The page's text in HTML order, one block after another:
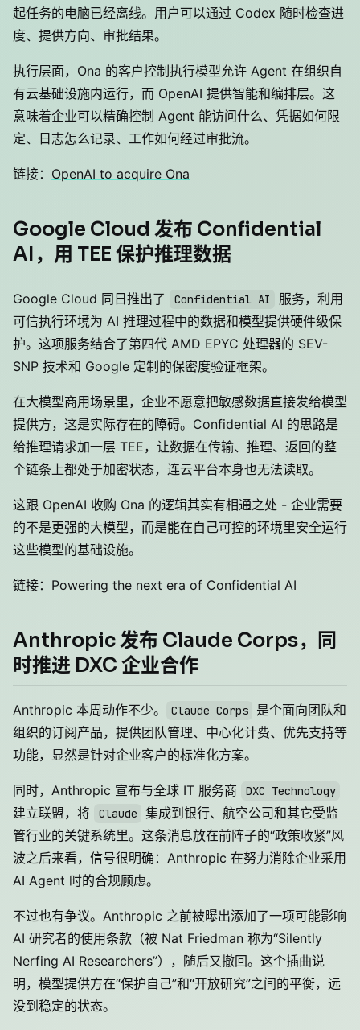
起任务的电脑已经离线。用户可以通过 Codex 随时检查进
度、提供方向、审批结果。
执行层面，Ona 的客户控制执行模型允许 Agent 在组织自
有云基础设施内运行，而 OpenAI 提供智能和编排层。这
意味着企业可以精确控制 Agent 能访问什么、凭据如何限
定、日志怎么记录、工作如何经过审批流。
链接： OpenAI to acquire Ona
Google Cloud 发布 Confidential
AI，用 TEE 保护推理数据
Google Cloud 同日推出了 Confidential AI
服务，利用
可信执行环境为 AI 推理过程中的数据和模型提供硬件级保
护。这项服务结合了第四代 AMD EPYC 处理器的 SEV-
SNP 技术和 Google 定制的保密度验证框架。
在大模型商用场景里，企业不愿意把敏感数据直接发给模型
提供方，这是实际存在的障碍。Confidential AI 的思路是
给推理请求加一层 TEE，让数据在传输、推理、返回的整
个链条上都处于加密状态，连云平台本身也无法读取。
这跟 OpenAI 收购 Ona 的逻辑其实有相通之处 - 企业需要
的不是更强的大模型，而是能在自己可控的环境里安全运行
这些模型的基础设施。
链接： Powering the next era of Confidential AI
Anthropic 发布 Claude Corps，同
时推进 DXC 企业合作
Anthropic 本周动作不少。 Claude Corps
是个面向团队和
组织的订阅产品，提供团队管理、中心化计费、优先支持等
功能，显然是针对企业客户的标准化方案。
同时，Anthropic 宣布与全球 IT 服务商 DXC Technology
建立联盟，将 Claude
集成到银行、航空公司和其它受监
管行业的关键系统里。这条消息放在前阵子的“政策收紧”风
波之后来看，信号很明确：Anthropic 在努力消除企业采用
AI Agent 时的合规顾虑。
不过也有争议。Anthropic 之前被曝出添加了一项可能影响
AI 研究者的使用条款（被 Nat Friedman 称为“Silently
Nerfing AI Researchers”），随后又撤回。这个插曲说
明，模型提供方在“保护自己”和“开放研究”之间的平衡，远
没到稳定的状态。